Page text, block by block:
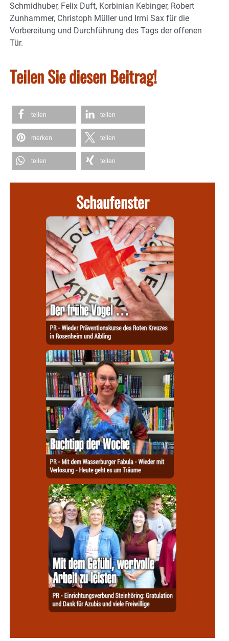
Schmidhuber, Felix Duft, Korbinian Kebinger, Robert
Zunhammer, Christoph Müller und Irmi Sax für die
Vorbereitung und Durchführung des Tags der offenen
Tür.
Teilen Sie diesen Beitrag!
teilen teilen
merken teilen
teilen teilen
Schaufenster